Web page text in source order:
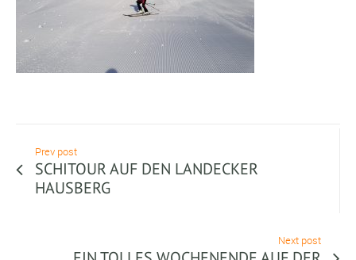
Prev post
SCHITOUR AUF DEN LANDECKER
HAUSBERG
Next post